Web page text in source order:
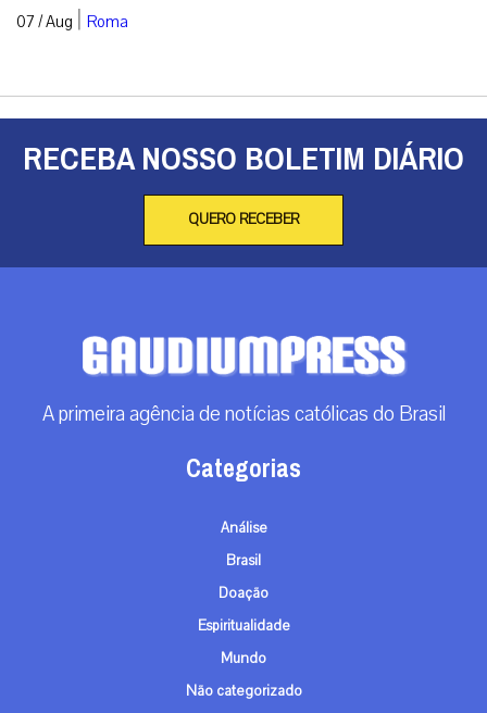
07 / Aug | Roma
RECEBA NOSSO BOLETIM DIÁRIO
QUERO RECEBER
A primeira agência de notícias católicas do Brasil
Categorias
Análise
Brasil
Doação
Espiritualidade
Mundo
Não categorizado